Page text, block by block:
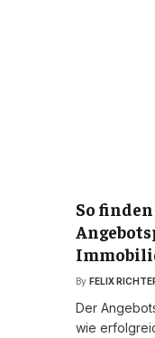
So
By FELIX
Der
wie